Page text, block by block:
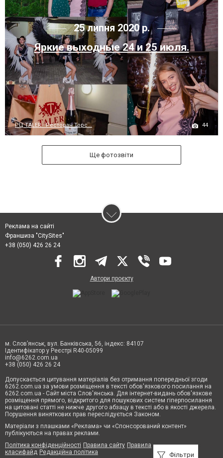
25 липня 2020 р.
Яркие выходные 24 и 25 июля.
РЦ TALER - Ресторан Торс... 44
Ще фотозвіти
Фільтри
Реклама на сайті
Франшиза "CitySites"
+38 (050) 426 26 24
Автори проєкту
м. Слов’янськ, вул. Банківська, 56, індекс: 84107
Ідентифікатор у Реєстрі R40-05099
info@6262.com.ua
+38 (050) 426 26 24
Допускається цитування матеріалів без отримання попередньої згоди
6262.com.ua за умови розміщення в тексті обов'язкового посилання на
6262.com.ua - Сайт міста Слов'янська. Для інтернет-видань обов'язкове
розміщення прямого, відкритого для пошукових систем гіперпосилання
на цитовані статті не нижче другого абзацу в тексті або в якості джерела.
Порушення виняткових прав переслідується Законом.
Матеріали з плашками «Реклама» чи «Спонсорований контент»
публікуються на правах реклами.
Політика конфіденційності Правила сайту Правила
класифайд Редакційна політика